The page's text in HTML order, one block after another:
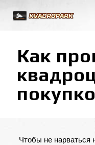
Как
Чтобы не нарваться